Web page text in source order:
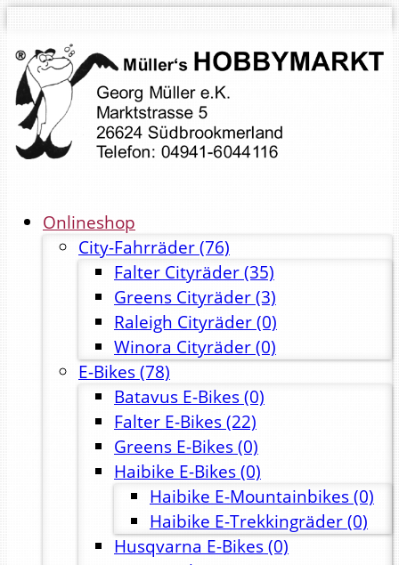
Onlineshop
City-Fahrräder(76)
Falter Cityräder(35)
Greens Cityräder(3)
Raleigh Cityräder(0)
Winora Cityräder(0)
E-Bikes(78)
Batavus E-Bikes(0)
Falter E-Bikes(22)
Greens E-Bikes(0)
Haibike E-Bikes(0)
Haibike E-Mountainbikes(0)
Haibike E-Trekkingräder(0)
Husqvarna E-Bikes(0)